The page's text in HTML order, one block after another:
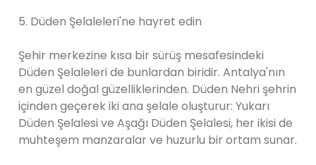
5. Düden Şelaleleri'ne hayret edin
Şehir merkezine kısa bir sürüş mesafesindeki
Düden Şelaleleri de bunlardan biridir. Antalya'nın
en güzel doğal güzelliklerinden. Düden Nehri şehrin
içinden geçerek iki ana şelale oluşturur: Yukarı
Düden Şelalesi ve Aşağı Düden Şelalesi, her ikisi de
muhteşem manzaralar ve huzurlu bir ortam sunar.